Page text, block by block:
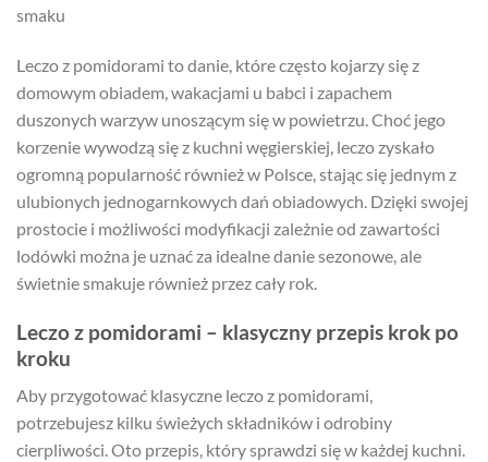
smaku
Leczo z pomidorami to danie, które często kojarzy się z
domowym obiadem, wakacjami u babci i zapachem
duszonych warzyw unoszącym się w powietrzu. Choć jego
korzenie wywodzą się z kuchni węgierskiej, leczo zyskało
ogromną popularność również w Polsce, stając się jednym z
ulubionych jednogarnkowych dań obiadowych. Dzięki swojej
prostocie i możliwości modyfikacji zależnie od zawartości
lodówki można je uznać za idealne danie sezonowe, ale
świetnie smakuje również przez cały rok.
Leczo z pomidorami – klasyczny przepis krok po
kroku
Aby przygotować klasyczne leczo z pomidorami,
potrzebujesz kilku świeżych składników i odrobiny
cierpliwości. Oto przepis, który sprawdzi się w każdej kuchni.